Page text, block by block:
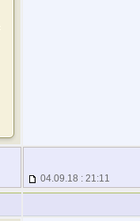
04.09.18 : 21:11